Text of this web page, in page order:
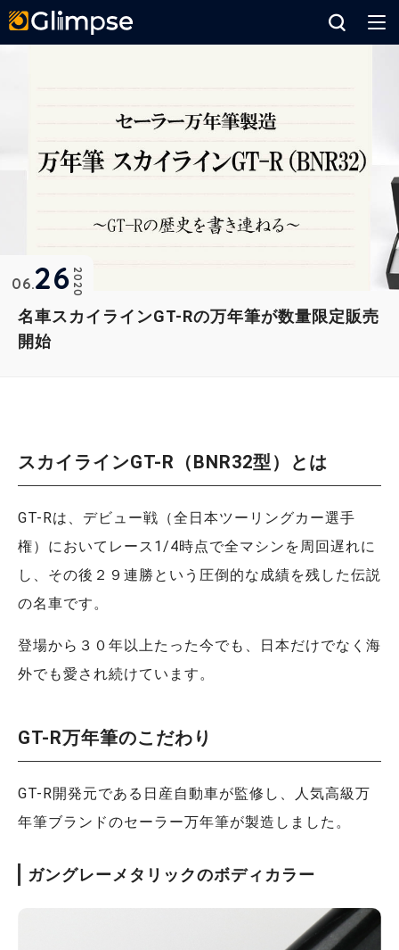
名車スカイラインGT-Rの万年筆が数量限定販売
開始
2020
06 26
スカイラインGT-R（BNR32型）とは
GT-Rは、デビュー戦（全日本ツーリングカー選手
権）においてレース1/4時点で全マシンを周回遅れに
し、その後２９連勝という圧倒的な成績を残した伝説
の名車です。
登場から３０年以上たった今でも、日本だけでなく海
外でも愛され続けています。
GT-R万年筆のこだわり
GT-R開発元である日産自動車が監修し、人気高級万
年筆ブランドのセーラー万年筆が製造しました。
ガングレーメタリックのボディカラー